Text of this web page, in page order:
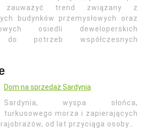
zauważyć trend związany z
budynków przemysłowych oraz
osiedli deweloperskich
do potrzeb współczesnych
Dom na sprzedaż Sardynia
Sardynia, wyspa słońca,
turkusowego morza i zapierających
od lat przyciąga osoby…